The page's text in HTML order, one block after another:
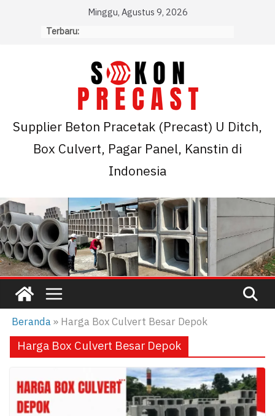
Minggu, Agustus 9, 2026
Terbaru:
Supplier Beton Pracetak (Precast) U Ditch,
Box Culvert, Pagar Panel, Kanstin di
Indonesia
Beranda» Harga Box Culvert Besar Depok
Harga Box Culvert Besar Depok